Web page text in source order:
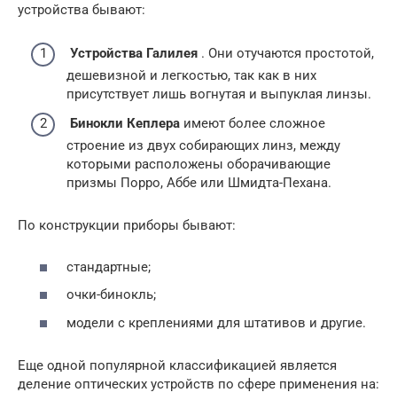
устройства бывают:
Устройства Галилея . Они отучаются простотой,
дешевизной и легкостью, так как в них
присутствует лишь вогнутая и выпуклая линзы.
Бинокли Кеплера имеют более сложное
строение из двух собирающих линз, между
которыми расположены оборачивающие
призмы Порро, Аббе или Шмидта-Пехана.
По конструкции приборы бывают:
стандартные;
очки-бинокль;
модели с креплениями для штативов и другие.
Еще одной популярной классификацией является
деление оптических устройств по сфере применения на: